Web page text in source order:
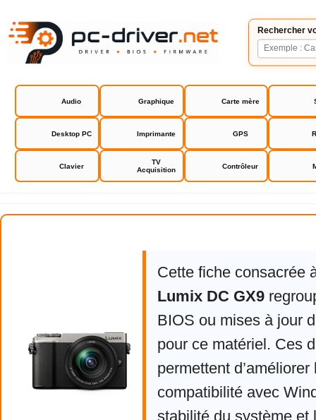
Rechercher
Audio Graphique Carte mère
Desktop PC Imprimante GPS
Clavier
TV
Acquisition
Contrôleur
Panasonic Lumix DC GX9
Cette fiche consacrée
Lumix DC GX9
BIOS ou mises à jour
pour ce matériel. Ces
permettent d’améliorer
compatibilité avec
stabilité du système et